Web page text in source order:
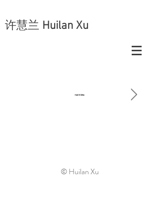
许慧兰 Huilan Xu
© Huilan Xu